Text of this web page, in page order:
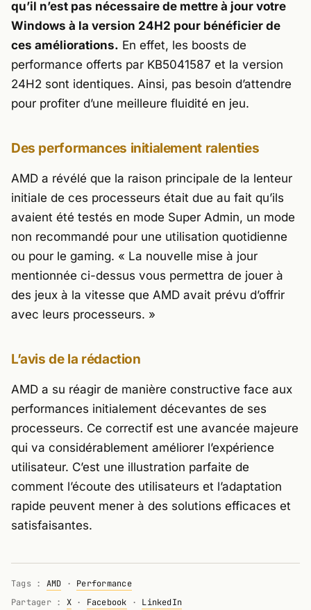
qu’il n’est pas nécessaire de mettre à jour votre
Windows à la version 24H2 pour bénéficier de
ces améliorations. En effet, les boosts de
performance offerts par KB5041587 et la version
24H2 sont identiques. Ainsi, pas besoin d’attendre
pour profiter d’une meilleure fluidité en jeu.
Des performances initialement ralenties
AMD a révélé que la raison principale de la lenteur
initiale de ces processeurs était due au fait qu’ils
avaient été testés en mode Super Admin, un mode
non recommandé pour une utilisation quotidienne
ou pour le gaming. « La nouvelle mise à jour
mentionnée ci-dessus vous permettra de jouer à
des jeux à la vitesse que AMD avait prévu d’offrir
avec leurs processeurs. »
L’avis de la rédaction
AMD a su réagir de manière constructive face aux
performances initialement décevantes de ses
processeurs. Ce correctif est une avancée majeure
qui va considérablement améliorer l’expérience
utilisateur. C’est une illustration parfaite de
comment l’écoute des utilisateurs et l’adaptation
rapide peuvent mener à des solutions efficaces et
satisfaisantes.
Tags : AMD · Performance
Partager : X· Facebook · LinkedIn